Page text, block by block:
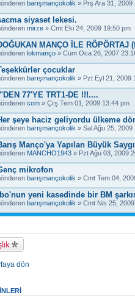
barışmançokolik » Prş Ara 31, 2009
siyaset lekesi.
mirze » Cmt Eki 24, 2009 19:50 pm
MANÇO İLE RÖPÖRTAJ
lokmanço » Cum Oca 26, 2007
çocuklar
barışmançokolik » Pzt Eyl 21, 2009
77'YE TRT1-DE !!!....
com » Çrş Tem 01, 2009 13:44 pm
şeye haciz geliyordu ülkeme
barışmançokolik » Sal Ağu 25, 2009
Manço'ya Yapılan Büyük
MANCHO1943 » Pzt Ağu 03, 2009
mikrofon
barışmançokolik » Cmt Tem 04,
İbo'nun yeni kasedinde bir BM
barışmançokolik » Cmt Nis 25,
dön